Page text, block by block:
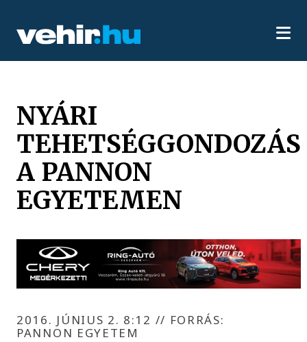
NYÁRI
TEHETSÉGGONDOZÁS
A PANNON
EGYETEMEN
2016. JÚNIUS 2. 8:12 // FORRÁS:
PANNON EGYETEM